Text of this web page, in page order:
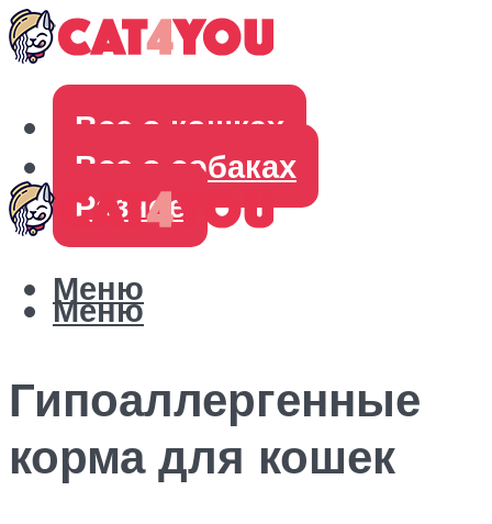
Все о кошках
Все о собаках
Разное
Меню
Меню
Гипоаллергенные
корма для кошек